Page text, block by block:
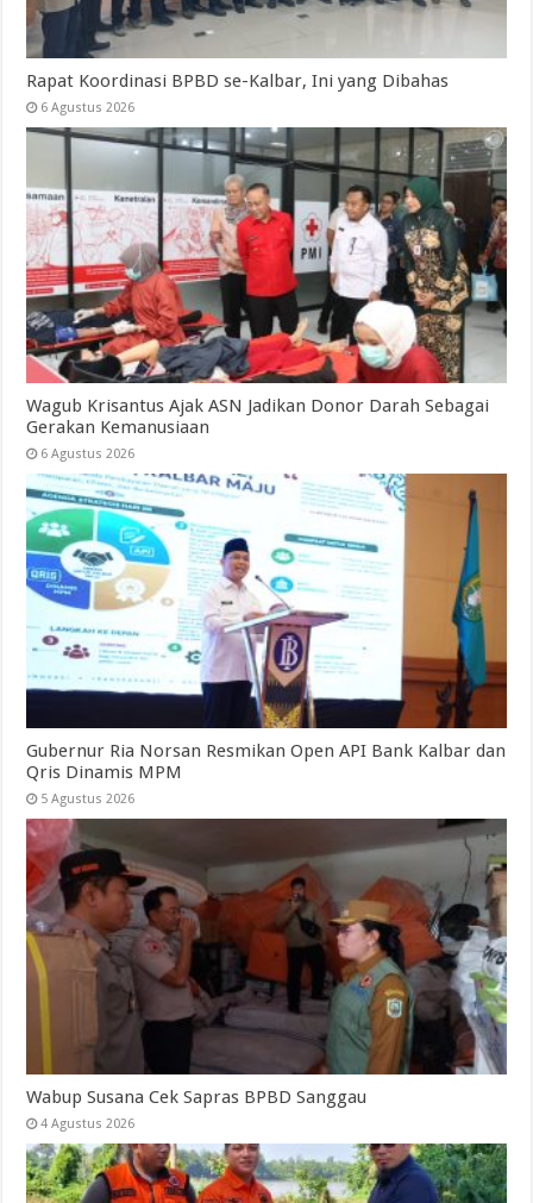
Rapat Koordinasi BPBD se-Kalbar, Ini yang Dibahas
6 Agustus 2026
Wagub Krisantus Ajak ASN Jadikan Donor Darah Sebagai
Gerakan Kemanusiaan
6 Agustus 2026
Gubernur Ria Norsan Resmikan Open API Bank Kalbar dan
Qris Dinamis MPM
5 Agustus 2026
Wabup Susana Cek Sapras BPBD Sanggau
4 Agustus 2026